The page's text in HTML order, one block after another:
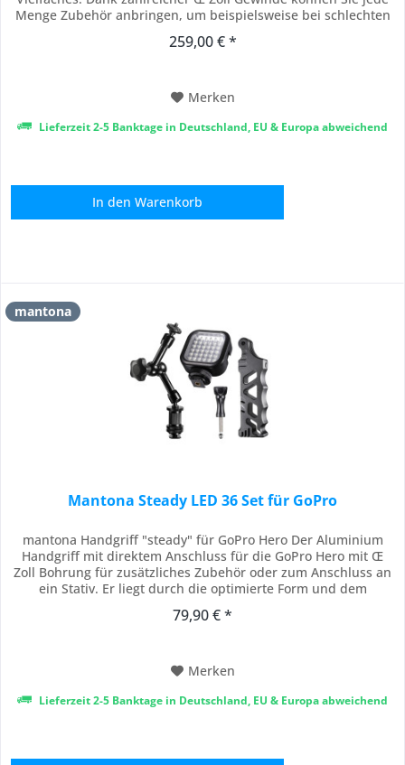
Menge Zubehör anbringen, um beispielsweise bei schlechten
Caseless Mounts können Sie Ihre GoPro ohne das
259,00 € *
Merken
Lieferzeit 2-5 Banktage in Deutschland, EU & Europa abweichend
In den Warenkorb
mantona
Mantona Steady LED 36 Set für GoPro
mantona Handgriff "steady" für GoPro Hero Der Aluminium
Handgriff mit direktem Anschluss für die GoPro Hero mit Œ
Zoll Bohrung für zusätzliches Zubehör oder zum Anschluss an
ein Stativ. Er liegt durch die optimierte Form und dem
so ruhigere Aufnahmen. Man kann über die Bohrungen auch
79,90 € *
Merken
Lieferzeit 2-5 Banktage in Deutschland, EU & Europa abweichend